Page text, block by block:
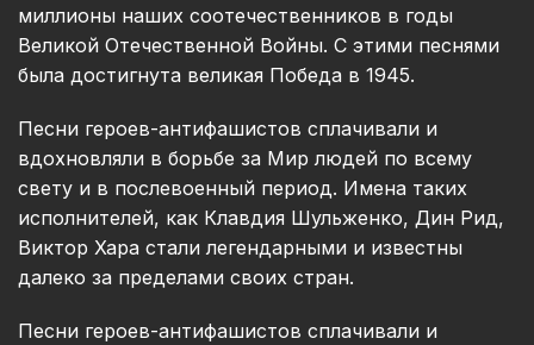
миллионы наших соотечественников в годы
Великой Отечественной Войны. С этими песнями
была достигнута великая Победа в 1945.
Песни героев-антифашистов сплачивали и
вдохновляли в борьбе за Мир людей по всему
свету и в послевоенный период. Имена таких
исполнителей, как Клавдия Шульженко, Дин Рид,
Виктор Хара стали легендарными и известны
далеко за пределами своих стран.
Песни героев-антифашистов сплачивали и